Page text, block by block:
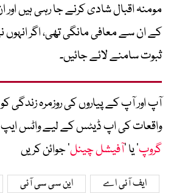
مومنہ اقبال شادی کرنے جا رہی ہیں اور
کے ان سے معافی مانگی تھی، اگر انہوں
ثبوت سامنے لائے جائیں۔
آپ اور آپ کے پیاروں کی روزمرہ زندگی
واقعات کی اپ ڈیٹس کے لیے واٹس ایپ
گروپ‘ یا ’آفیشل چینل‘ جوائن کریں
ایف آئی اے این سی سی آئی